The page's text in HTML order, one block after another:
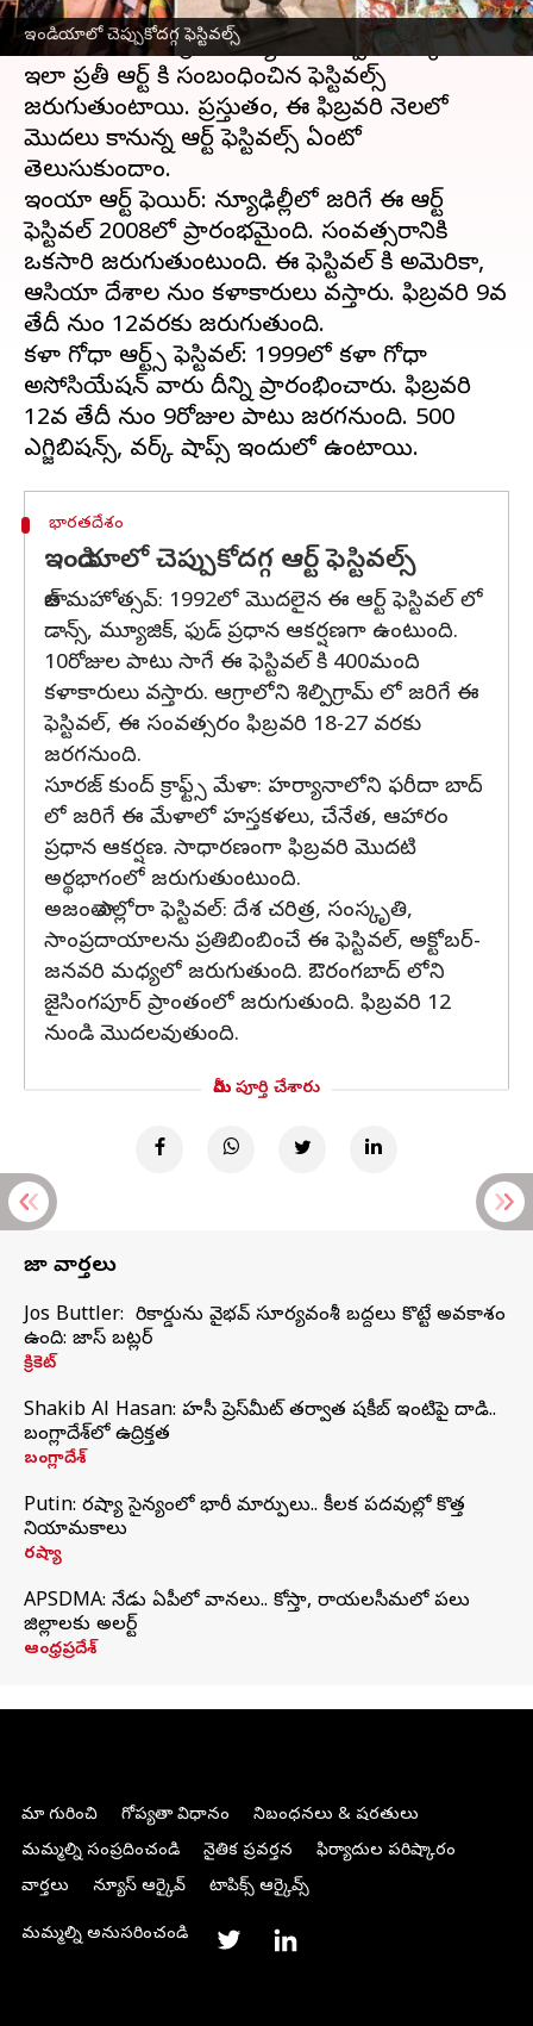
ఇండియాలో చెప్పుకోదగ్గ ఫెస్టివల్స్
ఇండియాలో ఆర్ట్ ఫిస్టివల్స్ తరచుగా జరుగుతుంటాయి.
పెయింటిగ్, ఫోటోగ్రఫీ, మ్యూజిక్, శిల్పాలు చెక్కడం
ఇలా ప్రతీ ఆర్ట్ కి సంబంధించిన ఫెస్టివల్స్
జరుగుతుంటాయి. ప్రస్తుతం, ఈ ఫిబ్రవరి నెలలో
మొదలు కానున్న ఆర్ట్ ఫెస్టివల్స్ ఏంటో
తెలుసుకుందాం.
ఇండియా ఆర్ట్ ఫెయిర్: న్యూఢిల్లీలో జరిగే ఈ ఆర్ట్
ఫెస్టివల్ 2008లో ప్రారంభమైంది. సంవత్సరానికి
ఒకసారి జరుగుతుంటుంది. ఈ ఫెస్టివల్ కి అమెరికా,
ఆసియా దేశాల నుండి కళాకారులు వస్తారు. ఫిబ్రవరి 9వ
తేదీ నుండి 12వరకు జరుగుతుంది.
కళా గోధా ఆర్ట్స్ ఫెస్టివల్: 1999లో కళా గోధా
అసోసియేషన్ వారు దీన్ని ప్రారంభించారు. ఫిబ్రవరి
12వ తేదీ నుండి 9రోజుల పాటు జరగనుంది. 500
భారతదేశం
ఇండియాలో చెప్పుకోదగ్గ ఆర్ట్ ఫెస్టివల్స్
తాజ్ మహోత్సవ్: 1992లో మొదలైన ఈ ఆర్ట్ ఫెస్టివల్ లో
డాన్స్, మ్యూజిక్, ఫుడ్ ప్రధాన ఆకర్షణగా ఉంటుంది.
10రోజుల పాటు సాగే ఈ ఫెస్టివల్ కి 400మంది
కళాకారులు వస్తారు. ఆగ్రాలోని శిల్పిగ్రామ్ లో జరిగే ఈ
ఫెస్టివల్, ఈ సంవత్సరం ఫిబ్రవరి 18-27 వరకు
జరగనుంది.
సూరజ్ కుంద్ క్రాఫ్ట్స్ మేళా: హర్యానాలోని ఫరీదా బాద్
లో జరిగే ఈ మేళాలో హస్తకళలు, చేనేత, ఆహారం
ప్రధాన ఆకర్షణ. సాధారణంగా ఫిబ్రవరి మొదటి
అర్థభాగంలో జరుగుతుంటుంది.
అజంతా ఎల్లోరా ఫెస్టివల్: దేశ చరిత్ర, సంస్కృతి,
సాంప్రదాయాలను ప్రతిబింబించే ఈ ఫెస్టివల్, అక్టోబర్-
జనవరి మధ్యలో జరుగుతుంది. ఔరంగబాద్ లోని
జైసింగపూర్ ప్రాంతంలో జరుగుతుంది. ఫిబ్రవరి 12
నుండి మొదలవుతుంది.
మీరు పూర్తి చేశారు
తాజా వార్తలు
Jos Buttler: నా రికార్డును వైభవ్ సూర్యవంశీ బద్దలు కొట్టే అవకాశం
ఉంది: జాస్ బట్లర్
క్రికెట్
Shakib Al Hasan: హసీనా ప్రెస్‌మీట్‌ తర్వాత షకీబ్‌ ఇంటిపై దాడి..
బంగ్లాదేశ్‌లో ఉద్రిక్తత
బంగ్లాదేశ్
Putin: రష్యా సైన్యంలో భారీ మార్పులు.. కీలక పదవుల్లో కొత్త
నియామకాలు
రష్యా
APSDMA: నేడు ఏపీలో వానలు.. కోస్తా, రాయలసీమలో పలు
జిల్లాలకు అలర్ట్
ఆంధ్రప్రదేశ్
మా గురించి గోప్యతా విధానం
నిబంధనలు & షరతులు
మమ్మల్ని సంప్రదించండి
నైతిక ప్రవర్తన
ఫిర్యాదుల పరిష్కారం
వార్తలు
న్యూస్ ఆర్కైవ్ టాపిక్స్ ఆర్కైవ్స్
మమ్మల్ని అనుసరించండి